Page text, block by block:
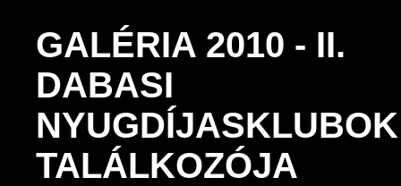
GALÉRIA 2010 - II.
DABASI
NYUGDÍJASKLUBOK
TALÁLKOZÓJA